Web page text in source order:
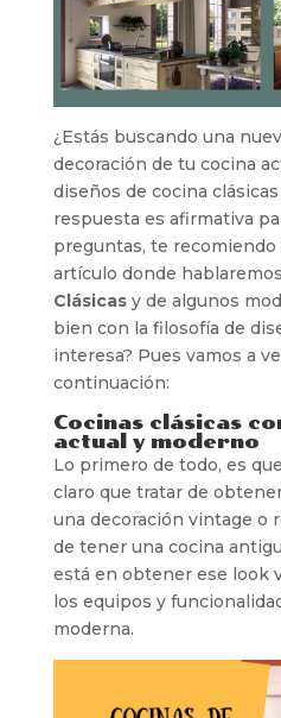
¿Estás buscando una
decoración de tu cocina
diseños de cocina
respuesta es afirmativa
preguntas, te
artículo donde
Clásicasy de algunos
bien con la filosofía de
interesa? Pues vamos a
continuación:
Cocinas clásicas
actual y moderno
Lo primero de todo, es
claro que tratar de
una decoración vintage o
de tener una cocina
está en obtener ese look
los equipos y
moderna.